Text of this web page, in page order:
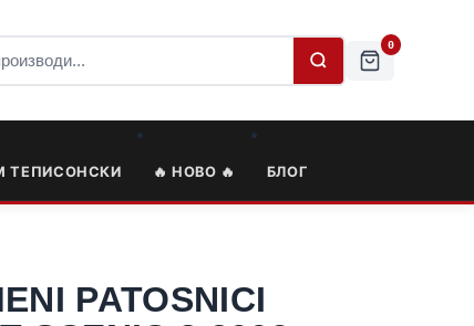
0
ТЕПИСОНСКИ 🔥 НОВО 🔥 БЛОГ
PATOSNICI